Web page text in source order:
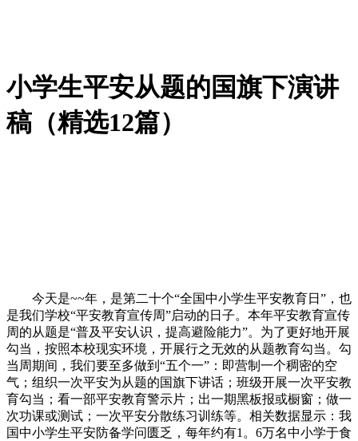
小学生平安从题的国旗下演讲
稿（精选12篇）
今天是~~年，是第二十个“全国中小学生平安教育日”，也
是我们学校“平安教育宣传周”启动的日子。本年平安教育宣传
周的从题是“普及平安认识，提高避险能力”。为了更好地开展
勾当，按照本校现实环境，开展行之无效的从题教育勾当。勾
当周期间，我们要至多做到“五个一”：即营制一个稠密的空
气；组织一次平安为从题的国旗下讲话；班级开展一次平安教
育勾当；看一部平安教育警示片；出一期黑板报或橱窗；做一
次功课或测试；一次平安分散练习训练等。相关数据显示：我
国中小学生平安防备学问匮乏，每年约有1。6万名中小学于食